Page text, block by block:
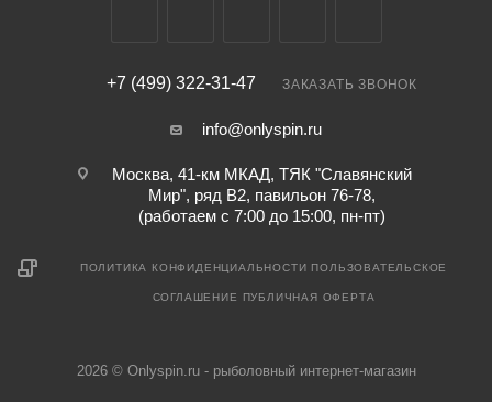
+7 (499) 322-31-47 ЗАКАЗАТЬ ЗВОНОК
info@onlyspin.ru
Москва, 41-км МКАД, ТЯК "Славянский
Мир", ряд В2, павильон 76-78,
(работаем с 7:00 до 15:00, пн-пт)
ПОЛИТИКА КОНФИДЕНЦИАЛЬНОСТИ ПОЛЬЗОВАТЕЛЬСКОЕ
СОГЛАШЕНИЕ ПУБЛИЧНАЯ ОФЕРТА
2026 © Onlyspin.ru - рыболовный интернет-магазин